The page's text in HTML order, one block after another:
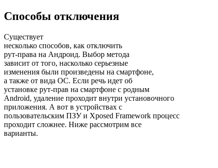
Способы отключения
Существует
несколько способов, как отключить
рут-права на Андроид. Выбор метода
зависит от того, насколько серьезные
изменения были произведены на смартфоне,
а также от вида ОС. Если речь идет об
установке рут-прав на смартфоне с родным
Android, удаление проходит внутри установочного
приложения. А вот в устройствах с
пользовательским ПЗУ и Xposed Framework процесс
проходит сложнее. Ниже рассмотрим все
варианты.